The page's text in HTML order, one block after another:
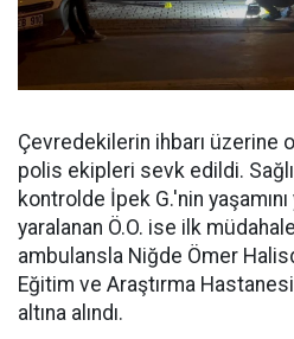
Çevredekilerin ihbarı üzerine
polis ekipleri sevk edildi.
kontrolde İpek G.'nin
yaralanan Ö.O. ise ilk
ambulansla Niğde Ömer
Eğitim ve Araştırma
altına alındı.